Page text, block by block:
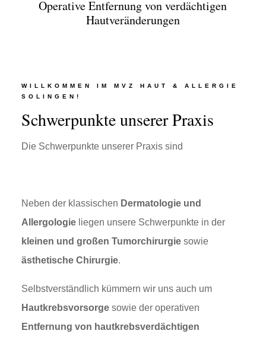
Operative Entfernung von verdächtigen
Hautveränderungen
WILLKOMMEN IM MVZ HAUT & ALLERGIE
SOLINGEN!
Schwerpunkte unserer Praxis
Die Schwerpunkte unserer Praxis sind
Neben der klassischen Dermatologie und
Allergologieliegen unsere Schwerpunkte in der
kleinen und großen Tumorchirurgiesowie
ästhetische Chirurgie.
Selbstverständlich kümmern wir uns auch um
Hautkrebsvorsorgesowie der operativen
Entfernung von hautkrebsverdächtigen